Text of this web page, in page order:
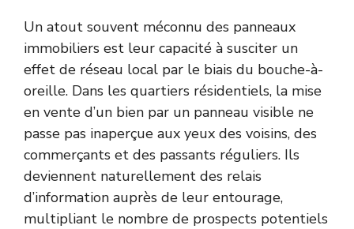
Un atout souvent méconnu des panneaux
immobiliers est leur capacité à susciter un
effet de réseau local par le biais du bouche-à-
oreille. Dans les quartiers résidentiels, la mise
en vente d’un bien par un panneau visible ne
passe pas inaperçue aux yeux des voisins, des
commerçants et des passants réguliers. Ils
deviennent naturellement des relais
d’information auprès de leur entourage,
multipliant le nombre de prospects potentiels